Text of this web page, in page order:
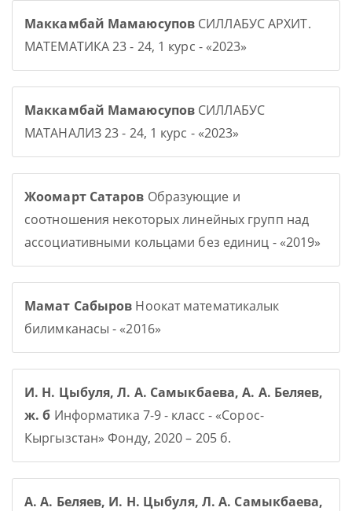
Маккамбай Мамаюсупов СИЛЛАБУС АРХИТ.
МАТЕМАТИКА 23 - 24, 1 курс - «2023»
Маккамбай Мамаюсупов СИЛЛАБУС
МАТАНАЛИЗ 23 - 24, 1 курс - «2023»
Жоомарт Сатаров Образующие и
соотношения некоторых линейных групп над
ассоциативными кольцами без единиц - «2019»
Мамат Сабыров Ноокат математикалык
билимканасы - «2016»
И. Н. Цыбуля, Л. А. Самыкбаева, А. А. Беляев,
ж. б Информатика 7-9 - класс - «Сорос-
Кыргызстан» Фонду, 2020 – 205 б.
А. А. Беляев, И. Н. Цыбуля, Л. А. Самыкбаева,